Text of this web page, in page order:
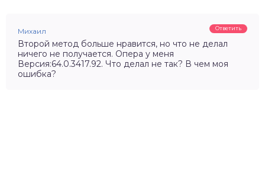
Михаил Ответить
Второй метод больше нравится, но что не делал
ничего не получается. Опера у меня
Версия:64.0.3417.92. Что делал не так? В чем моя
ошибка?